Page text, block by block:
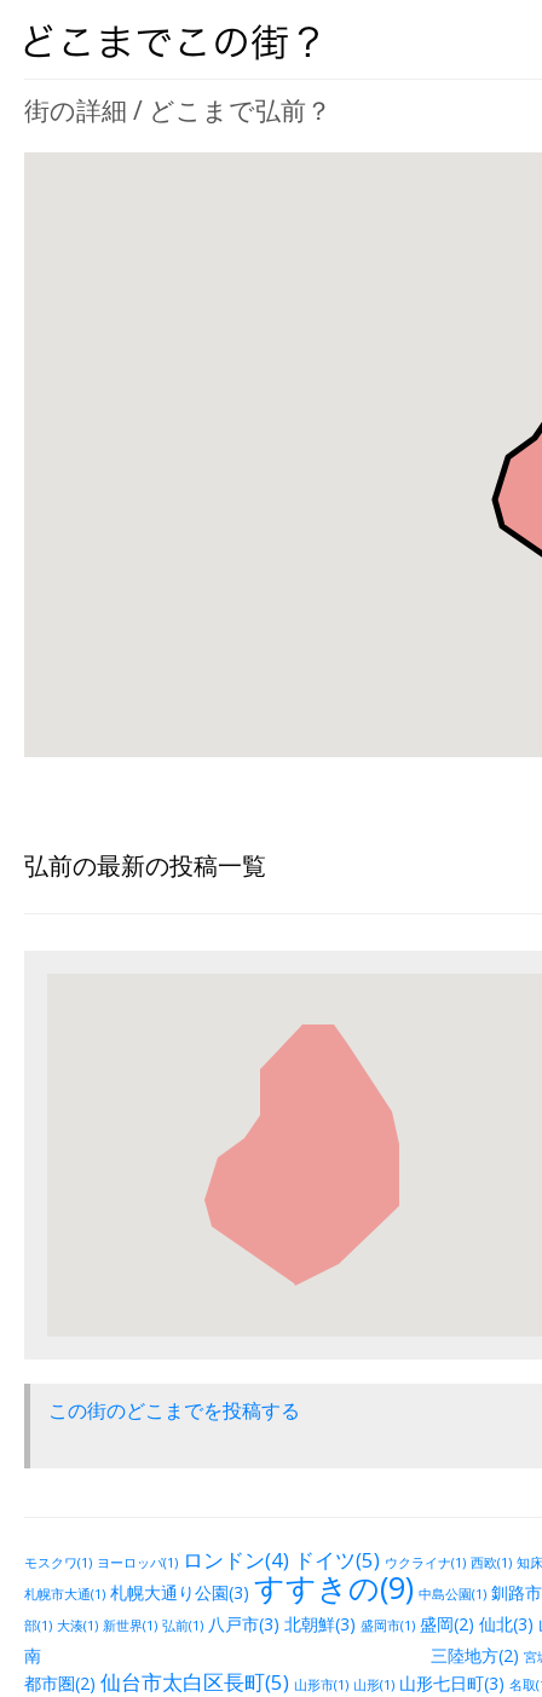
街の詳細 / どこまで弘前？
弘前の最新の投稿一覧
この街のどこまでを投稿する
モスクワ(1) ヨーロッパ(1) ロンドン(4) ドイツ(5) ウクライナ(1) 西欧(1) 知
札幌市大通(1) 札幌大通り公園(3) すすきの(9) 中島公園(1) 釧路
部(1) 大湊(1) 新世界(1) 弘前(1) 八戸市(3) 北朝鮮(3) 盛岡市(1) 盛岡(2) 仙北(3)
南 三陸地方(2) 宮
都市圏(2) 仙台市太白区長町(5) 山形市(1) 山形(1) 山形七日町(3) 名取